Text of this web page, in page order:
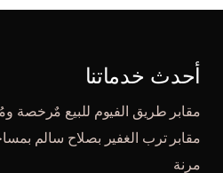
أحدث خدماتنا
مقابر طريق الفيوم للبيع مٌرخصة
مقابر ترب الغفير بصلاح سالم
مرنة